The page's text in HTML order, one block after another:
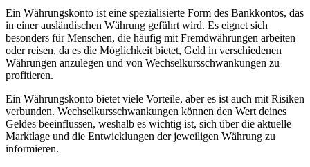
Ein Währungskonto ist eine spezialisierte Form des Bankkontos, das
in einer ausländischen Währung geführt wird. Es eignet sich
besonders für Menschen, die häufig mit Fremdwährungen arbeiten
oder reisen, da es die Möglichkeit bietet, Geld in verschiedenen
Währungen anzulegen und von Wechselkursschwankungen zu
profitieren.
Ein Währungskonto bietet viele Vorteile, aber es ist auch mit Risiken
verbunden. Wechselkursschwankungen können den Wert deines
Geldes beeinflussen, weshalb es wichtig ist, sich über die aktuelle
Marktlage und die Entwicklungen der jeweiligen Währung zu
informieren.